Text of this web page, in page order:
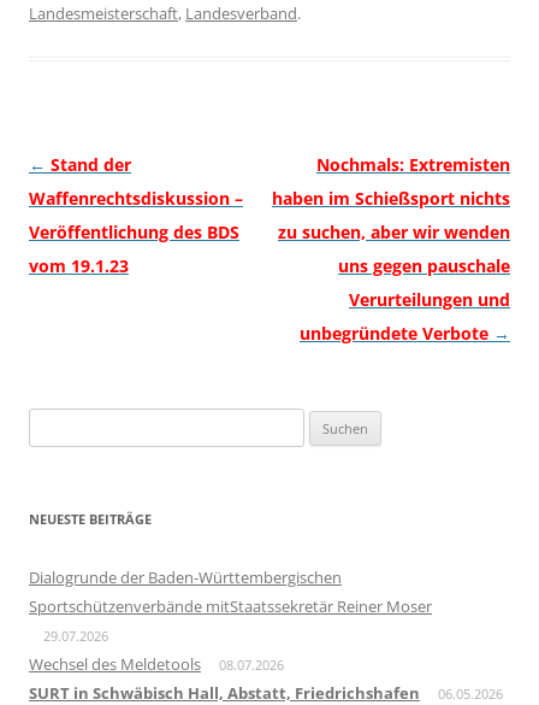
Landesmeisterschaft, Landesverband.
Beitragsnavigation
← Stand der
Waffenrechtsdiskussion –
Veröffentlichung des BDS
vom 19.1.23
Nochmals: Extremisten
haben im Schießsport nichts
zu suchen, aber wir wenden
uns gegen pauschale
Verurteilungen und
unbegründete Verbote →
nach:
NEUESTE BEITRÄGE
Dialogrunde der Baden-Württembergischen
Sportschützenverbände mitStaatssekretär Reiner Moser
29.07.2026
Wechsel des Meldetools 08.07.2026
SURT in Schwäbisch Hall, Abstatt, Friedrichshafen 06.05.2026